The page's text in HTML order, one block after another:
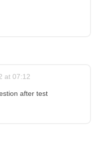
at 07:12
after test